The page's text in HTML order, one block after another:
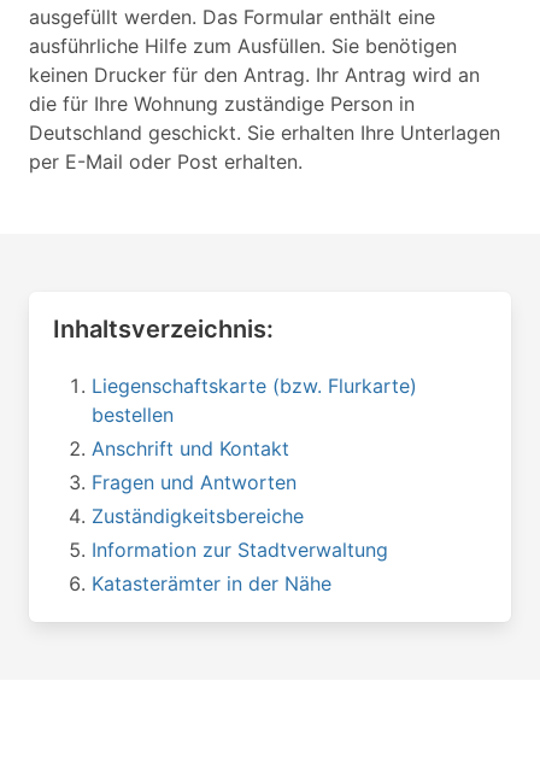
ausgefüllt werden. Das Formular enthält eine
ausführliche Hilfe zum Ausfüllen. Sie benötigen
keinen Drucker für den Antrag. Ihr Antrag wird an
die für Ihre Wohnung zuständige Person in
Deutschland geschickt. Sie erhalten Ihre Unterlagen
per E-Mail oder Post erhalten.
Inhaltsverzeichnis:
Liegenschaftskarte (bzw. Flurkarte)
bestellen
Anschrift und Kontakt
Fragen und Antworten
Zuständigkeitsbereiche
Information zur Stadtverwaltung
Katasterämter in der Nähe